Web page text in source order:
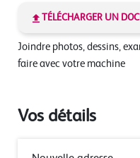
TÉLÉCHARGER UN
Joindre photos, dessins,
faire avec votre machine
Vos détails